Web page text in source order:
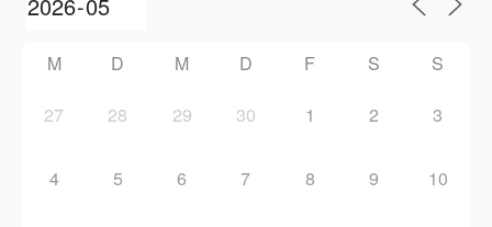
M D M D F S S
27 28 29 30 1 2 3
4 5 6 7 8 9 10